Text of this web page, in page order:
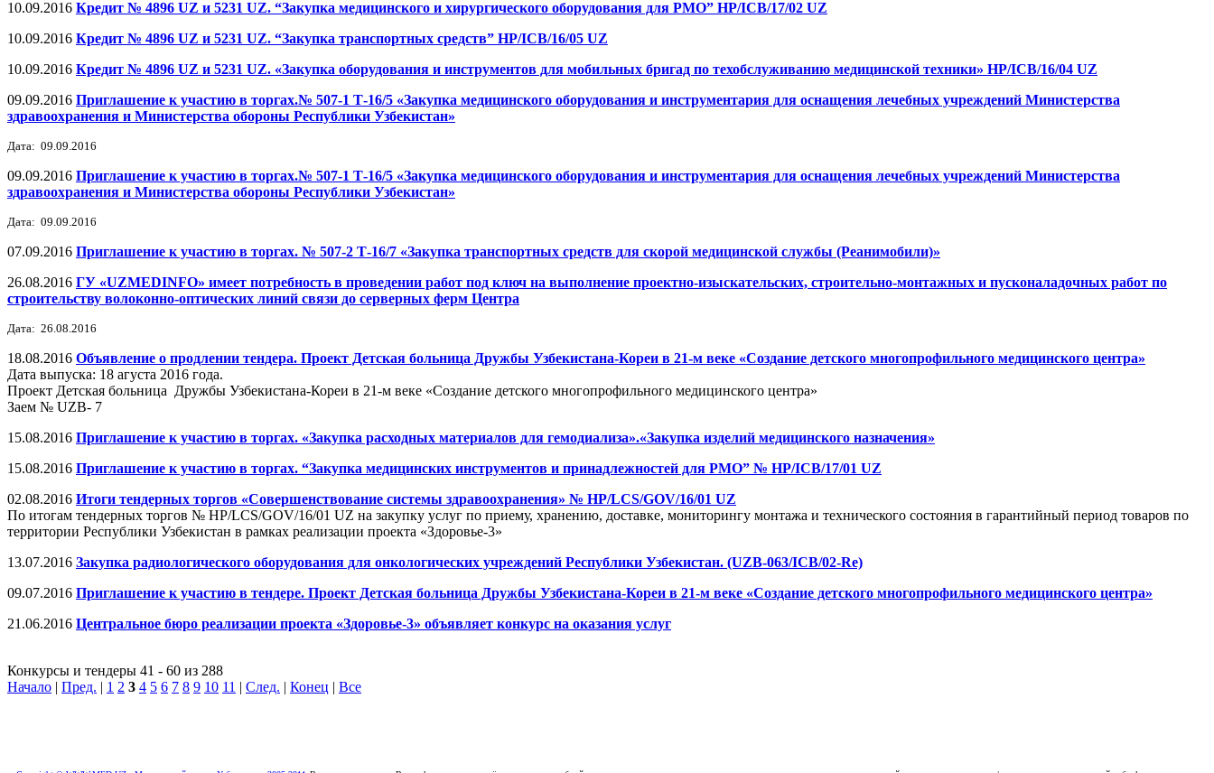
10.09.2016 Кредит № 4896 UZ и 5231 UZ. “Закупка медицинского и хирургического оборудования для РМО” HP/ICB/17/02 UZ
10.09.2016 Кредит № 4896 UZ и 5231 UZ. “Закупка транспортных средств” HP/ICB/16/05 UZ
10.09.2016 Кредит № 4896 UZ и 5231 UZ. «Закупка оборудования и инструментов для мобильных бригад по техобслуживанию медицинской техники» HP/ICB/16/04 UZ
09.09.2016 Приглашение к участию в торгах.№ 507-1 Т-16/5 «Закупка медицинского оборудования и инструментария для оснащения лечебных учреждений Министерства
здравоохранения и Министерства обороны Республики Узбекистан»
Дата: 09.09.2016
09.09.2016 Приглашение к участию в торгах.№ 507-1 Т-16/5 «Закупка медицинского оборудования и инструментария для оснащения лечебных учреждений Министерства
здравоохранения и Министерства обороны Республики Узбекистан»
Дата: 09.09.2016
07.09.2016 Приглашение к участию в торгах. № 507-2 Т-16/7 «Закупка транспортных средств для скорой медицинской службы (Реанимобили)»
26.08.2016 ГУ «UZMEDINFO» имеет потребность в проведении работ под ключ на выполнение проектно-изыскательских, строительно-монтажных и пусконаладочных работ по
строительству волоконно-оптических линий связи до серверных ферм Центра
Дата: 26.08.2016
18.08.2016 Объявление о продлении тендера. Проект Детская больница Дружбы Узбекистана-Кореи в 21-м веке «Создание детского многопрофильного медицинского центра»
Дата выпуска: 18 агуста 2016 года.
Проект Детская больница Дружбы Узбекистана-Кореи в 21-м веке «Создание детского многопрофильного медицинского центра»
Заем № UZB- 7
15.08.2016 Приглашение к участию в торгах. «Закупка расходных материалов для гемодиализа».«Закупка изделий медицинского назначения»
15.08.2016 Приглашение к участию в торгах. “Закупка медицинских инструментов и принадлежностей для РМО” № HP/ICB/17/01 UZ
02.08.2016 Итоги тендерных торгов «Совершенствование системы здравоохранения» № HP/LCS/GOV/16/01 UZ
По итогам тендерных торгов № НP/LCS/GOV/16/01 UZ на закупку услуг по приему, хранению, доставке, мониторингу монтажа и технического состояния в гарантийный период товаров по
территории Республики Узбекистан в рамках реализации проекта «Здоровье-3»
13.07.2016 Закупка радиологического оборудования для онкологических учреждений Республики Узбекистан. (UZB-063/ICB/02-Re)
09.07.2016 Приглашение к участию в тендере. Проект Детская больница Дружбы Узбекистана-Кореи в 21-м веке «Создание детского многопрофильного медицинского центра»
21.06.2016 Центральное бюро реализации проекта «Здоровье-3» объявляет конкурс на оказания услуг
Конкурсы и тендеры 41 - 60 из 288
Начало | Пред. | 1 2 3 4 5 6 7 8 9 10 11 | След. | Конец | Все